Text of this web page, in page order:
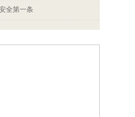
全第一条